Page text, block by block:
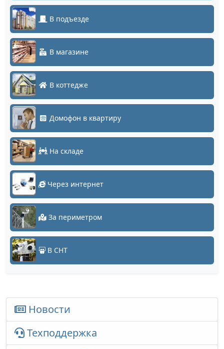
В подъезде
В магазине
В коттедже
Домофон в квартиру
На складе
Через интернет
За периметром
В СНТ
Новости
Техподдержка